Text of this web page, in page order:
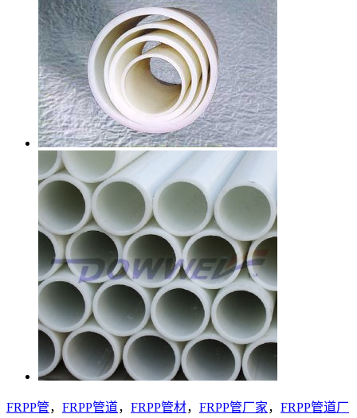
FRPP管， FRPP管道， FRPP管材， FRPP管厂家， FRPP管道厂